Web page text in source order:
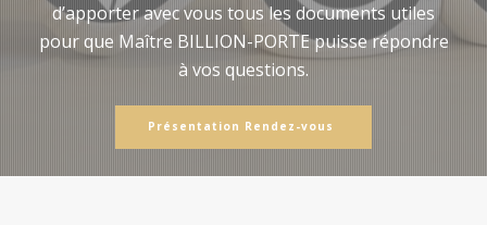
d’apporter avec vous tous les documents utiles
pour que Maître BILLION-PORTE puisse répondre
à vos questions.
Présentation Rendez-vous